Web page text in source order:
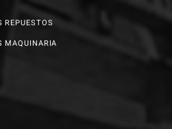
REPUESTOS
MAQUINARIA